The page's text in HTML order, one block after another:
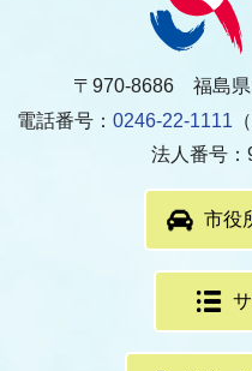
〒970-8686 福島県
電話番号： 0246-22-1111
法人番号
市役